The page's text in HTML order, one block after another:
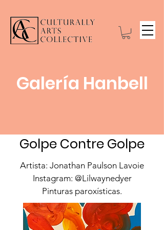
Galería Hanbell
Golpe Contre Golpe
Artista: Jonathan Paulson Lavoie
Instagram: @Lilwaynedyer
Pinturas paroxísticas.